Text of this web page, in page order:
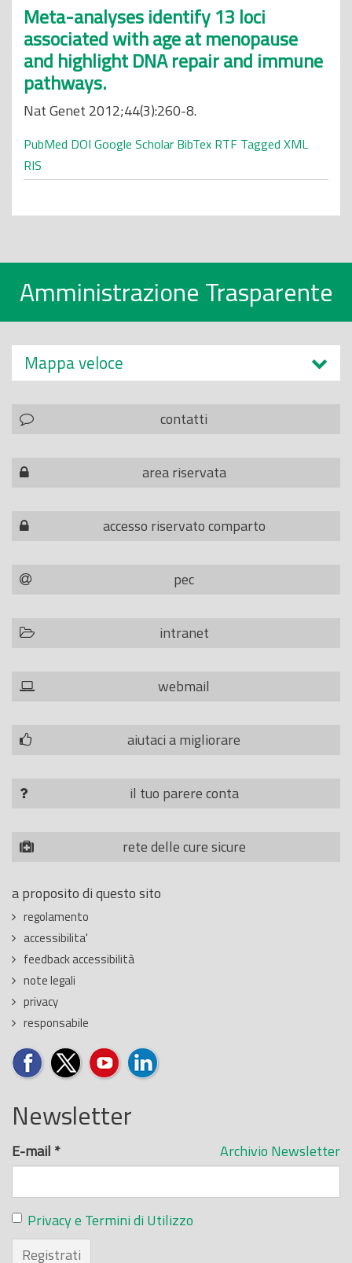
Meta-analyses identify 13 loci
associated with age at menopause
and highlight DNA repair and immune
pathways.
Nat Genet 2012;44(3):260-8.
PubMed DOI Google Scholar BibTex RTF Tagged XML
RIS
Amministrazione Trasparente
Mappa veloce
contatti
area riservata
accesso riservato comparto
pec
intranet
webmail
aiutaci a migliorare
il tuo parere conta
rete delle cure sicure
a proposito di questo sito
regolamento
accessibilita'
feedback accessibilità
note legali
privacy
responsabile
Newsletter
Archivio Newsletter
E-mail *
Privacy e Termini di Utilizzo
Registrati